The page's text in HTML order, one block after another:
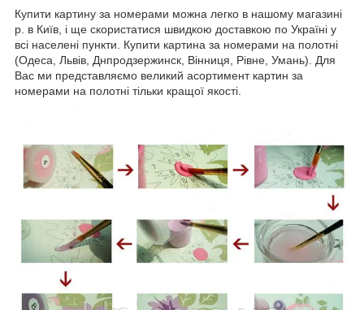
Купити картину за номерами можна легко в нашому магазині
р. в Київ, і ще скористатися швидкою доставкою по Україні у
всі населені пункти. Купити картина за номерами на полотні
(Одеса, Львів, Днпродзержинск, Вінниця, Рівне, Умань). Для
Вас ми представляємо великий асортимент картин за
номерами на полотні тільки кращої якості.